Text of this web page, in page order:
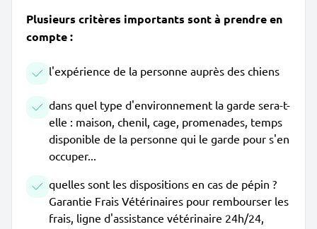
Plusieurs critères importants sont à prendre en
compte :
l'expérience de la personne auprès des chiens
dans quel type d'environnement la garde sera-t-
elle : maison, chenil, cage, promenades, temps
disponible de la personne qui le garde pour s'en
occuper...
quelles sont les dispositions en cas de pépin ?
Garantie Frais Vétérinaires pour rembourser les
frais, ligne d'assistance vétérinaire 24h/24,